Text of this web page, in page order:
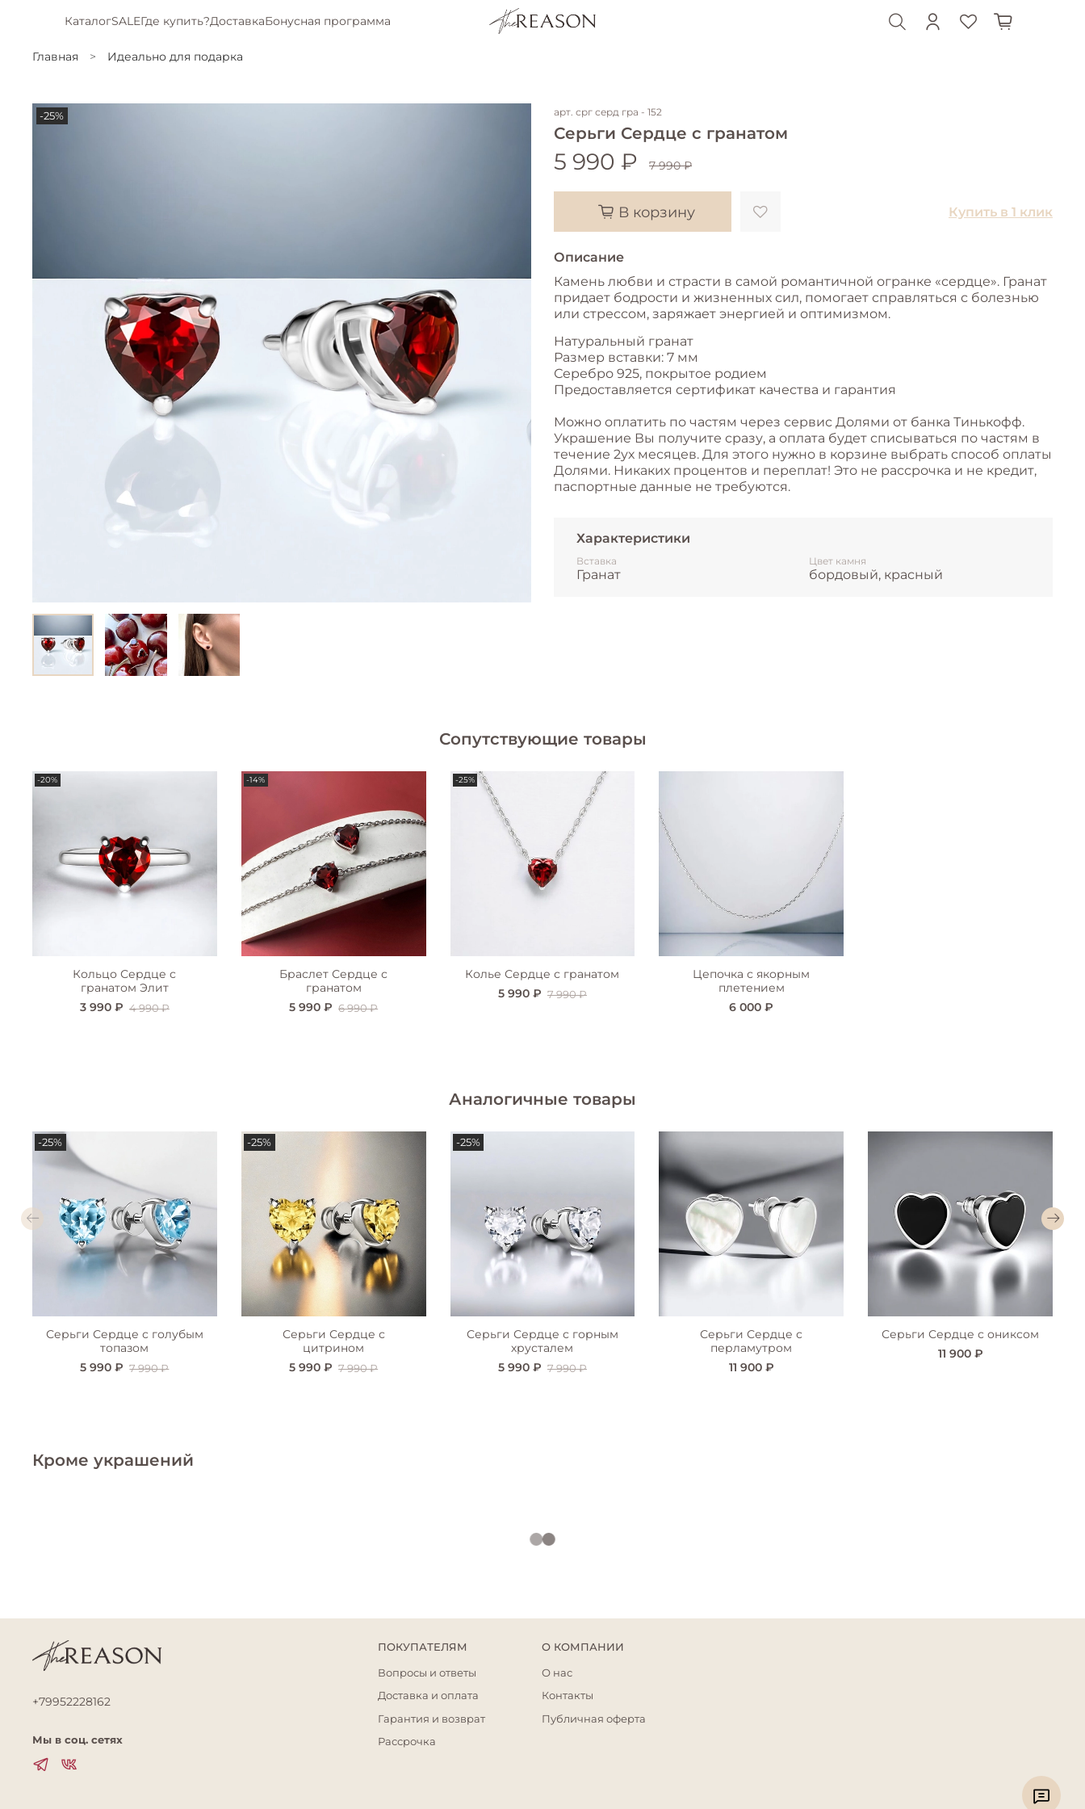
КаталогSALEГде купить?ДоставкаБонусная программа
Главная Идеально для подарка
-25% арт. срг серд гра - 152
Серьги Сердце с гранатом
5 990 ₽ 7 990 ₽
В корзину Купить в 1 клик
Описание
Камень любви и страсти в самой романтичной огранке «сердце». Гранат
придает бодрости и жизненных сил, помогает справляться с болезнью
или стрессом, заряжает энергией и оптимизмом.
Натуральный гранат
Размер вставки: 7 мм
Серебро 925, покрытое родием
Предоставляется сертификат качества и гарантия
Можно оплатить по частям через сервис Долями от банка Тинькофф.
Украшение Вы получите сразу, а оплата будет списываться по частям в
течение 2ух месяцев. Для этого нужно в корзине выбрать способ оплаты
Долями. Никаких процентов и переплат! Это не рассрочка и не кредит,
паспортные данные не требуются.
Характеристики
Вставка
Гранат
Цвет камня
бордовый, красный
Сопутствующие товары
-20%
Кольцо Сердце с
гранатом Элит
3 990 ₽ 4 990 ₽
-14%
Браслет Сердце с
гранатом
5 990 ₽ 6 990 ₽
-25%
Колье Сердце с гранатом
5 990 ₽ 7 990 ₽
Цепочка с якорным
плетением
6 000 ₽
Аналогичные товары
-25%
Серьги Сердце с голубым
топазом
5 990 ₽ 7 990 ₽
-25%
Серьги Сердце с
цитрином
5 990 ₽ 7 990 ₽
-25%
Серьги Сердце с горным
хрусталем
5 990 ₽ 7 990 ₽
Серьги Сердце с
перламутром
11 900 ₽
Серьги Сердце с ониксом
11 900 ₽
Кроме украшений
ПОКУПАТЕЛЯМ
Вопросы и ответы
Доставка и оплата
Гарантия и возврат
Рассрочка
О КОМПАНИИ
О нас
Контакты
Публичная оферта
+79952228162
Мы в соц. сетях